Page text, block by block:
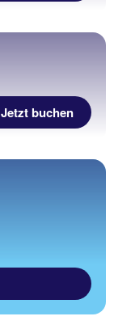
Jetzt buchen